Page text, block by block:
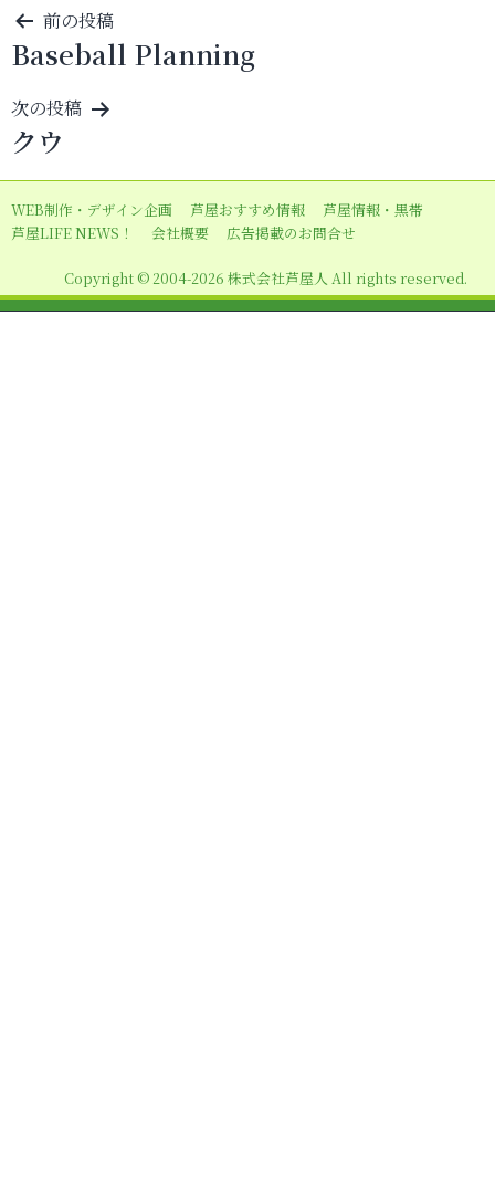
投
稿
ナ
ビ
ゲ
ー
シ
ン
前の投稿
Baseball Planning
次の投稿
クウ
WEB制作・デザイン企画 芦屋おすすめ情報
芦屋情報・黒帯
芦屋LIFE NEWS！
会社概要 広告掲載のお問合せ
Copyright © 2004-2026 株式会社芦屋人 All rights reserved.